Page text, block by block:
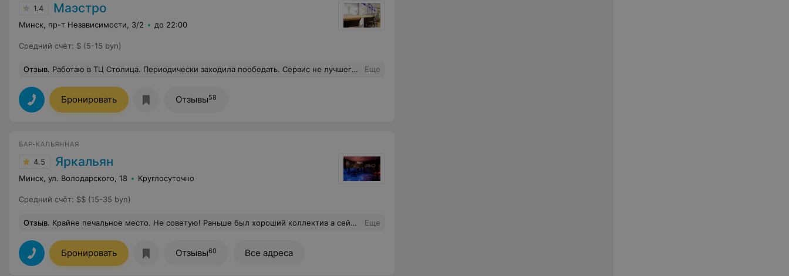
1.4 Маэстро
Минск, пр-т Независимости, 3/2 до 22:00
Средний счёт: $ (5-15 byn)
Отзыв. Работаю в ТЦ Столица. Периодически заходила пообедать. Сервис не лучшего качества. И раньше это замечала. Сегодня мне нахамила сотрудница, которая периодически сидит на кассе. Больше туда - ни ногой. Такой "привет" из "совдеповского прошлого", когда вообще не парились, вернётся ли клиент ещё. Что касается питания, это как повезёт. Котлеты бывают не дожарены или со странной подозрительной кислинкой. Еще
Бронировать Отзывы58
БАР-КАЛЬЯННАЯ
4.5 Яркальян
Минск, ул. Володарского, 18 Круглосуточно
Средний счёт: $$ (15-35 byn)
Отзыв. Крайне печальное место. Не советую! Раньше был хороший коллектив а сейчас наверное сменился руководитель. Требую все на перед и паспортные данные и деньги . Молодцы конечно но геморроя больше чем ожидания. Кальян сомнительный очень. Даже бракованный Еще
Бронировать Отзывы60 Все адреса